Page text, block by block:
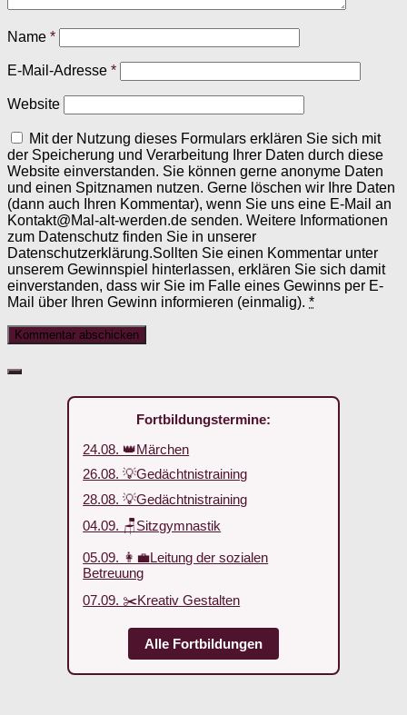
Name *
E-Mail-Adresse *
Website
Mit der Nutzung dieses Formulars erklären Sie sich mit
der Speicherung und Verarbeitung Ihrer Daten durch diese
Website einverstanden. Sie können gerne anonyme Daten
und einen Spitznamen nutzen. Gerne löschen wir Ihre Daten
(dann auch Ihren Kommentar), wenn Sie uns eine E-Mail an
Kontakt@Mal-alt-werden.de senden. Weitere Informationen
zum Datenschutz finden Sie in unserer
Datenschutzerklärung.Sollten Sie einen Kommentar unter
unserem Gewinnspiel hinterlassen, erklären Sie sich damit
einverstanden, dass wir Sie im Falle eines Gewinns per E-
Mail über Ihren Gewinn informieren (einmalig). *
Fortbildungstermine:
24.08. 👑Märchen
26.08. 💡Gedächtnistraining
28.08. 💡Gedächtnistraining
04.09. 🪑Sitzgymnastik
05.09. 👩‍💼Leitung der sozialen
Betreuung
07.09. ✂️Kreativ Gestalten
Alle Fortbildungen